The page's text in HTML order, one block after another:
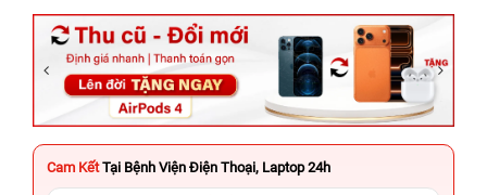
Cam Kết Tại Bệnh Viện Điện Thoại, Laptop 24h